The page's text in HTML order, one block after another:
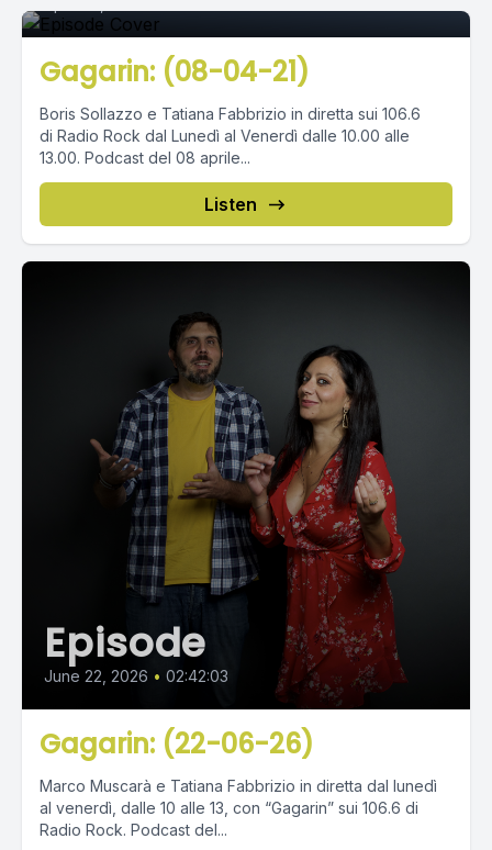
Gagarin: (08-04-21)
Boris Sollazzo e Tatiana Fabbrizio in diretta sui 106.6
di Radio Rock dal Lunedì al Venerdì dalle 10.00 alle
13.00. Podcast del 08 aprile...
Listen
Episode
June 22, 2026 • 02:42:03
Gagarin: (22-06-26)
Marco Muscarà e Tatiana Fabbrizio in diretta dal lunedì
al venerdì, dalle 10 alle 13, con “Gagarin” sui 106.6 di
Radio Rock. Podcast del...